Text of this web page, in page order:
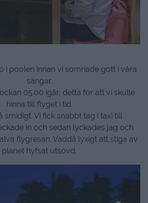
i poolen innan vi somnade gott i våra
sängar.
05.00 igår, detta för att vi skulle
hinna till flyget i tid.
smidigt. Vi fick snabbt tag i taxi till
in och sedan lyckades jag och
flygresan. Vaddå lyxigt att stiga av
planet hyfsat utsövd.